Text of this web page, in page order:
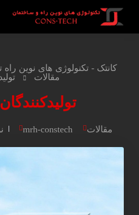
کانتک - تکنولوژی های نوین
مقالات
mrh-constech مقالات